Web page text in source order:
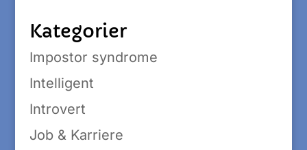
Kategorier
Impostor syndrome
Intelligent
Introvert
Job & Karriere